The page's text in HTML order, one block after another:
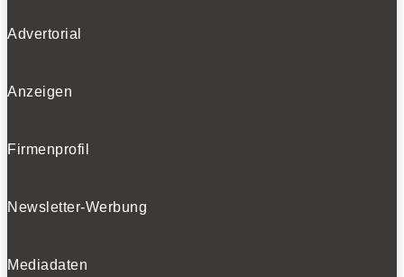
Advertorial
Anzeigen
Firmenprofil
Newsletter-Werbung
Mediadaten